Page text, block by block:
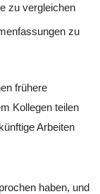
zu vergleichen
zu
frühere
Kollegen teilen
Arbeiten
haben, und